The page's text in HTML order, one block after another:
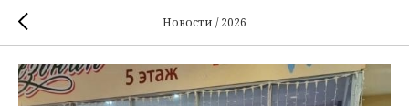
Новости / 2026